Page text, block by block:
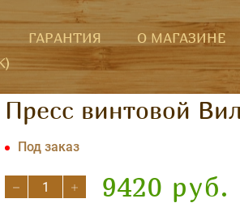
ГАРАНТИЯ
О МАГАЗИНЕ
Пресс винтовой
Под заказ
9420 руб.